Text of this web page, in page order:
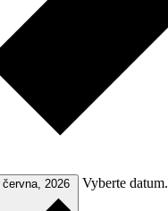
června, 2026 Vyberte datum.